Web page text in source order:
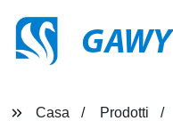
GAWY
Casa Prodotti